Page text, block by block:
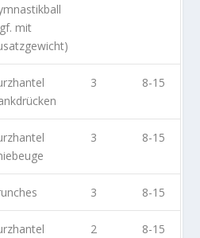
mit
3 8-15
3 8-15
3 8-15
2
8-15